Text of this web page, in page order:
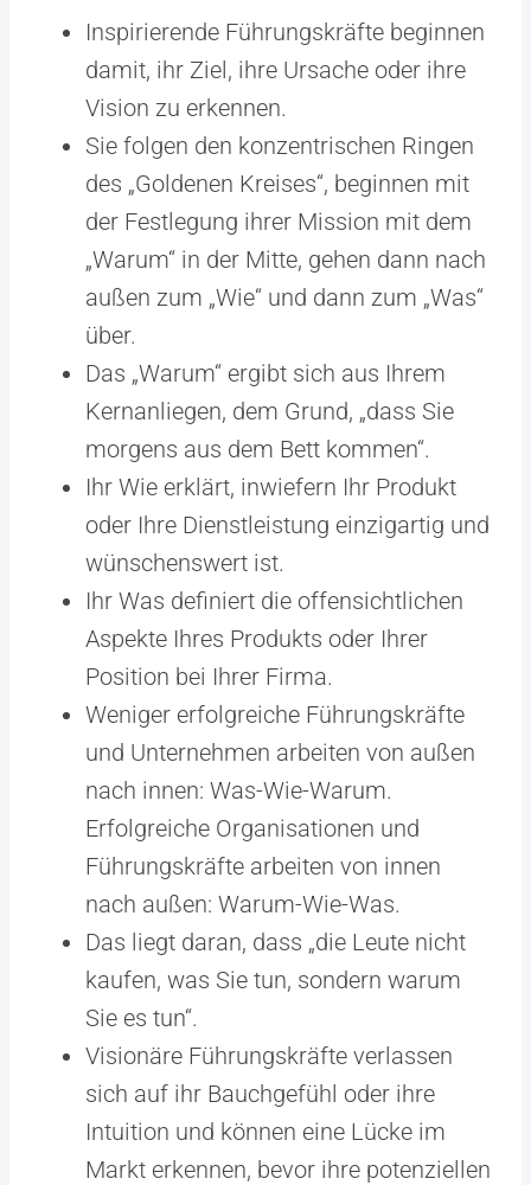
Inspirierende Führungskräfte beginnen
damit, ihr Ziel, ihre Ursache oder ihre
Vision zu erkennen.
Sie folgen den konzentrischen Ringen
des „Goldenen Kreises“, beginnen mit
der Festlegung ihrer Mission mit dem
„Warum“ in der Mitte, gehen dann nach
außen zum „Wie“ und dann zum „Was“
über.
Das „Warum“ ergibt sich aus Ihrem
Kernanliegen, dem Grund, „dass Sie
morgens aus dem Bett kommen“.
Ihr Wie erklärt, inwiefern Ihr Produkt
oder Ihre Dienstleistung einzigartig und
wünschenswert ist.
Ihr Was definiert die offensichtlichen
Aspekte Ihres Produkts oder Ihrer
Position bei Ihrer Firma.
Weniger erfolgreiche Führungskräfte
und Unternehmen arbeiten von außen
nach innen: Was-Wie-Warum.
Erfolgreiche Organisationen und
Führungskräfte arbeiten von innen
nach außen: Warum-Wie-Was.
Das liegt daran, dass „die Leute nicht
kaufen, was Sie tun, sondern warum
Sie es tun“.
Visionäre Führungskräfte verlassen
sich auf ihr Bauchgefühl oder ihre
Intuition und können eine Lücke im
Markt erkennen, bevor ihre potenziellen